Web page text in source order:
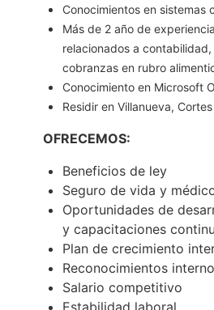
Conocimientos en sistemas
Más de 2 año de
relacionados a
cobranzas en rubro
Conocimiento en Microsoft
Residir en Villanueva,
OFRECEMOS:
Beneficios de ley
Seguro de vida y
Oportunidades de
y capacitaciones
Plan de crecimiento
Reconocimientos
Salario competitivo
Estabilidad laboral